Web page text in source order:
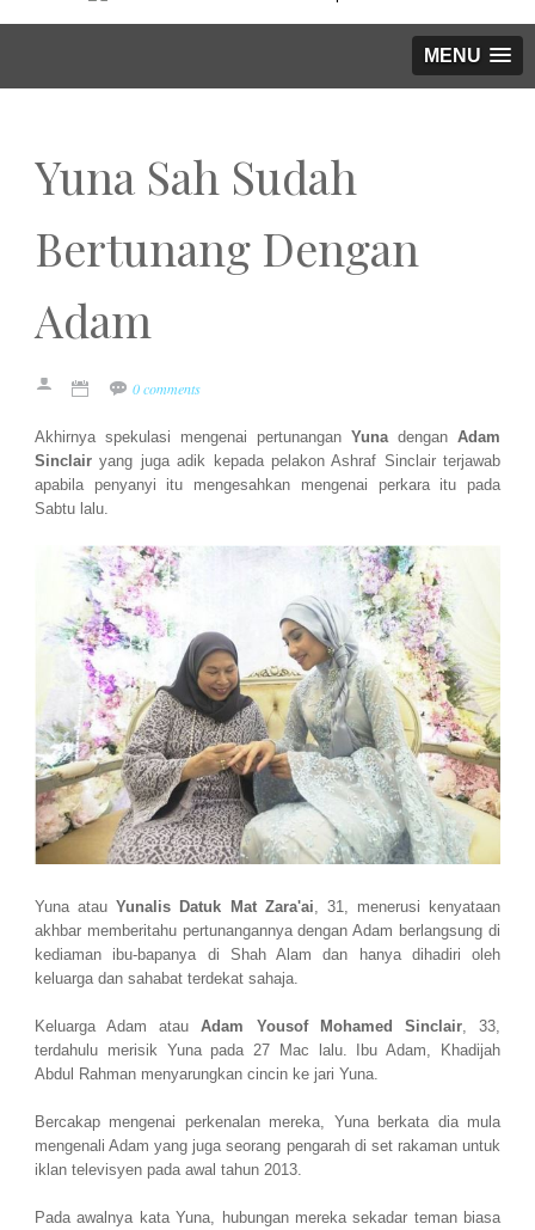
MENU
Yuna Sah Sudah
Bertunang Dengan
Adam
0 comments
Akhirnya spekulasi mengenai pertunangan Yuna dengan Adam
Sinclair yang juga adik kepada pelakon Ashraf Sinclair terjawab
apabila penyanyi itu mengesahkan mengenai perkara itu pada
Sabtu lalu.
Yuna atauYunalis Datuk Mat Zara'ai , 31, menerusi kenyataan
akhbar memberitahu pertunangannya dengan Adam berlangsung di
kediaman ibu-bapanya di Shah Alam dan hanya dihadiri oleh
keluarga dan sahabat terdekat sahaja.
Keluarga Adam atauAdam Yousof Mohamed Sinclair, 33,
terdahulu merisik Yuna pada 27 Mac lalu. Ibu Adam, Khadijah
Abdul Rahman menyarungkan cincin ke jari Yuna.
Bercakap mengenai perkenalan mereka, Yuna berkata dia mula
mengenali Adam yang juga seorang pengarah di set rakaman untuk
iklan televisyen pada awal tahun 2013.
Pada awalnya kata Yuna, hubungan mereka sekadar teman biasa